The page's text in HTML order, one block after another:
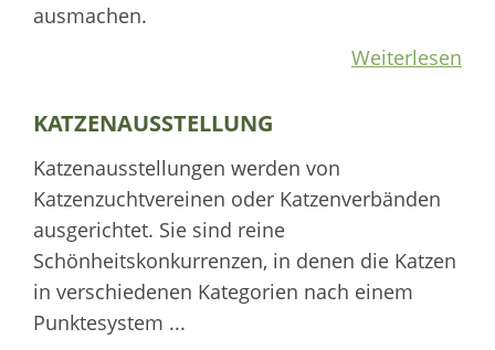
ausmachen.
Weiterlesen
KATZENAUSSTELLUNG
Katzenausstellungen werden von
Katzenzuchtvereinen oder Katzenverbänden
ausgerichtet. Sie sind reine
Schönheitskonkurrenzen, in denen die Katzen
in verschiedenen Kategorien nach einem
Punktesystem ...